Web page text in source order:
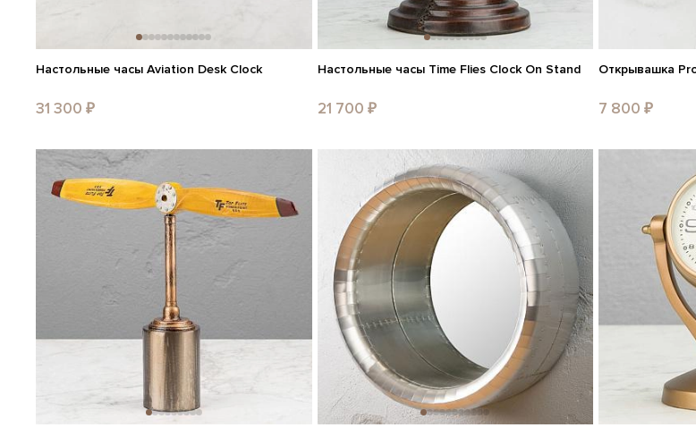
Настольные часы Aviation Desk Clock
31 300 ₽
Настольные часы Time Flies Clock On Stand
21 700 ₽
Открывашка
7 800 ₽